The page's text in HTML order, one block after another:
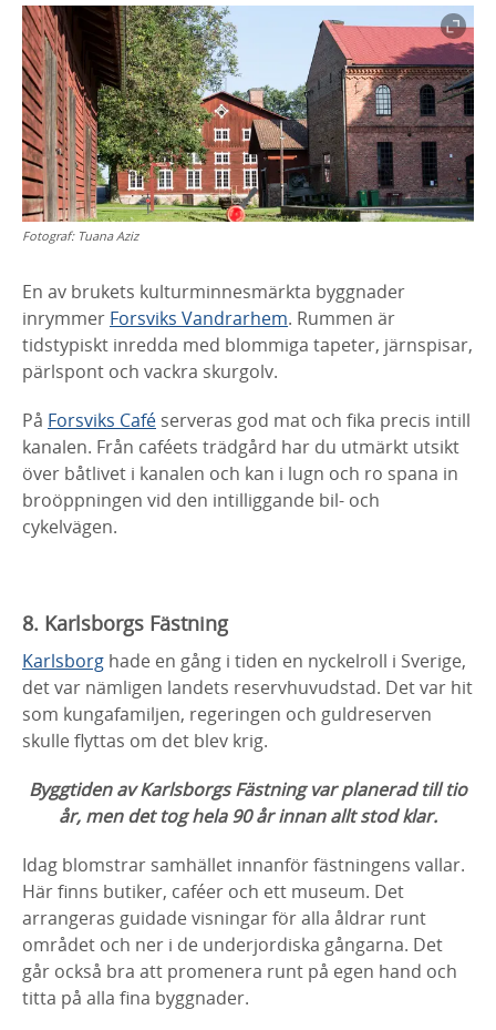
Fotograf: Tuana Aziz
En av brukets kulturminnesmärkta byggnader
inrymmer Forsviks Vandrarhem. Rummen är
tidstypiskt inredda med blommiga tapeter, järnspisar,
pärlspont och vackra skurgolv.
På Forsviks Café serveras god mat och fika precis intill
kanalen. Från caféets trädgård har du utmärkt utsikt
över båtlivet i kanalen och kan i lugn och ro spana in
broöppningen vid den intilliggande bil- och
cykelvägen.
8. Karlsborgs Fästning
Karlsborg hade en gång i tiden en nyckelroll i Sverige,
det var nämligen landets reservhuvudstad. Det var hit
som kungafamiljen, regeringen och guldreserven
skulle flyttas om det blev krig.
Byggtiden av Karlsborgs Fästning var planerad till tio
år, men det tog hela 90 år innan allt stod klar.
Idag blomstrar samhället innanför fästningens vallar.
Här finns butiker, caféer och ett museum. Det
arrangeras guidade visningar för alla åldrar runt
området och ner i de underjordiska gångarna. Det
går också bra att promenera runt på egen hand och
titta på alla fina byggnader.